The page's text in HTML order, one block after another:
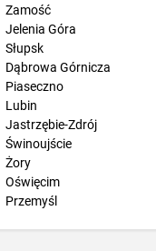
Zamość
Jelenia Góra
Słupsk
Dąbrowa Górnicza
Piaseczno
Lubin
Jastrzębie-Zdrój
Świnoujście
Żory
Oświęcim
Przemyśl